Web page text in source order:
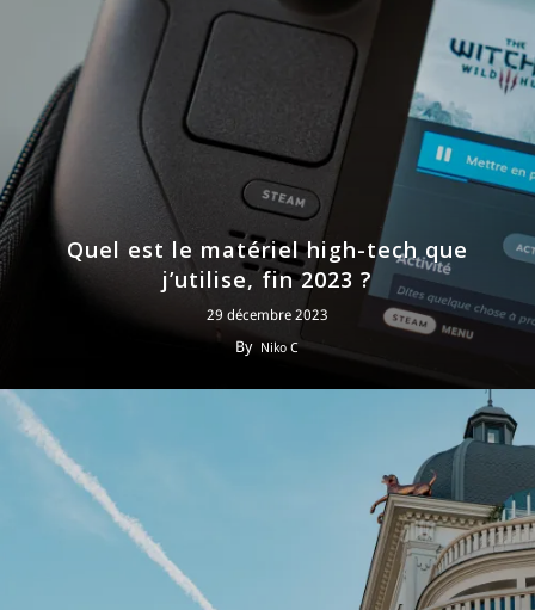
Quel est le matériel high-tech que
j’utilise, fin 2023 ?
29 décembre 2023
By Niko C